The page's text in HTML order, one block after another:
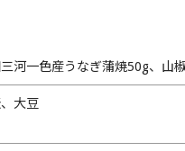
河一色産うなぎ蒲焼50g、山
大豆